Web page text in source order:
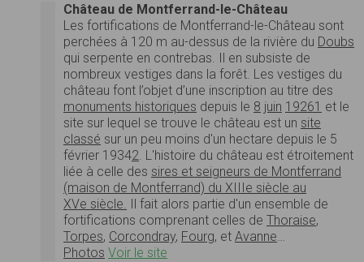
Château de Montferrand-le-Château
Les fortifications de Montferrand-le-Château sont
perchées à 120 m au-dessus de la rivière du Doubs
qui serpente en contrebas. Il en subsiste de
nombreux vestiges dans la forêt. Les vestiges du
château font l’objet d’une inscription au titre des
monuments historiques depuis le 8 juin 19261 et le
site sur lequel se trouve le château est un site
classé sur un peu moins d'un hectare depuis le 5
février 19342. L'histoire du château est étroitement
liée à celle des sires et seigneurs de Montferrand
(maison de Montferrand) du XIIIe siècle au
XVe siècle. Il fait alors partie d'un ensemble de
fortifications comprenant celles de Thoraise,
Torpes, Corcondray, Fourg, et Avanne…
Photos Voir le site